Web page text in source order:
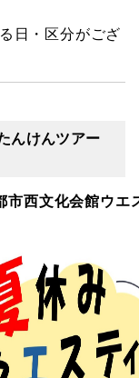
日・区分がござ
んけんツアー
市西文化会館ウエ